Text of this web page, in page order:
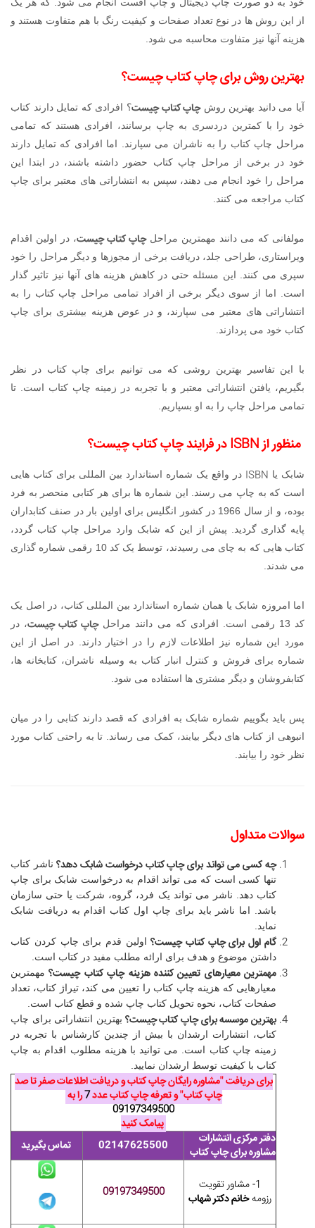
از این روش ها در نوع تعداد صفحات و کیفیت رنگ با هم متفاوت هستند و
هزینه آنها نیز متفاوت محاسبه می شود.
بهترین روش برایچاپ کتاب چیست؟
آیا می دانید بهترین روشچاپ کتاب چیست؟ افرادی که تمایل دارند کتاب
خود را با کمترین دردسری به چاپ برسانند، افرادی هستند که تمامی
مراحل چاپ کتاب را به ناشران می سپارند. اما افرادی که تمایل دارند
خود در برخی از مراحل چاپ کتاب حضور داشته باشند، در ابتدا این
مراحل را خود انجام می دهند، سپس به انتشاراتی های معتبر برای چاپ
کتاب مراجعه می کنند.
مولفانی که می دانند مهمترین مراحلچاپ کتاب چیست، در اولین اقدام
ویراستاری، طراحی جلد، دریافت برخی از مجوزها و دیگر مراحل را خود
سپری می کنند. این مسئله حتی در کاهش هزینه های آنها نیز تاثیر گذار
است. اما از سوی دیگر برخی از افراد تمامی مراحل چاپ کتاب را به
انتشاراتی های معتبر می سپارند، و در عوض هزینه بیشتری برای چاپ
کتاب خود می پردازند.
با این تفاسیر بهترین روشی که می توانیم برای چاپ کتاب در نظر
بگیریم، یافتن انتشاراتی معتبر و با تجربه در زمینه چاپ کتاب است. تا
تمامی مراحل چاپ را به او بسپاریم.
منظور ازISBNدر فرایندچاپ کتاب چیست؟
شابک یا ISBN در واقع یک شماره استاندارد بین المللی برای کتاب هایی
است که به چاپ می رسند. این شماره ها برای هر کتابی منحصر به فرد
بوده، و از سال 1966 در کشور انگلیس برای اولین بار در صنف کتابداران
پایه گذاری گردید. پیش از این که شابک وارد مراحل چاپ کتاب گردد،
کتاب هایی که به چای می رسیدند، توسط یک کد 10 رقمی شماره گذاری
می شدند.
اما امروزه شابک یا همان شماره استاندارد بین المللی کتاب، در اصل یک
کد 13 رقمی است. افرادی که می دانند مراحل
چاپ کتاب چیست، در
مورد این شماره نیز اطلاعات لازم را در اختیار دارند. در اصل از این
شماره برای فروش و کنترل انبار کتاب به وسیله ناشران، کتابخانه ها،
کتابفروشان و دیگر مشتری ها استفاده می شود.
پس باید بگوییم شماره شابک به افرادی که قصد دارند کتابی را در میان
انبوهی از کتاب های دیگر بیابند، کمک می رساند. تا به راحتی کتاب مورد
نظر خود را بیابند.
سوالات متداول
چه کسی می تواند برای چاپ کتاب درخواست شابک دهد؟ ناشر کتاب
تنها کسی است که می تواند اقدام به درخواست شابک برای چاپ
کتاب دهد. ناشر می تواند یک فرد، گروه، شرکت یا حتی سازمان
باشد. اما ناشر باید برای چاپ اول کتاب اقدام به دریافت شابک
نماید.
گام اول برای چاپ کتاب چیست؟ اولین قدم برای چاپ کردن کتاب
داشتن موضوع و هدف برای ارائه مطلب مفید در کتاب است.
مهمترین معیارهای تعیین کننده هزینه چاپ کتاب چیست؟ مهمترین
معیارهایی که هزینه چاپ کتاب را تعیین می کند، تیراژ کتاب، تعداد
صفحات کتاب، نحوه تحویل کتاب چاپ شده و قطع کتاب است.
بهترین موسسه برای چاپ کتاب چیست؟ بهترین انتشاراتی برای چاپ
کتاب، انتشارات ارشدان با بیش از چندین کارشناس با تجربه در
زمینه چاپ کتاب است. می توانید با هزینه مطلوب اقدام به چاپ
کتاب با کیفیت توسط ارشدان نمایید.
برای دریافت "مشاوره رایگان چاپ کتاب و دریافت اطلاعات صفر تا صد
چاپ کتاب" و تعرفه چاپ کتاب عدد7را به
09197349500
پیامک کنید
دفتر مرکزی انتشارات
مشاوره برای چاپ کتاب
02147625500 تماس بگیرید
1- مشاور تقویت
رزومهخانم دکتر شهاب 09197349500